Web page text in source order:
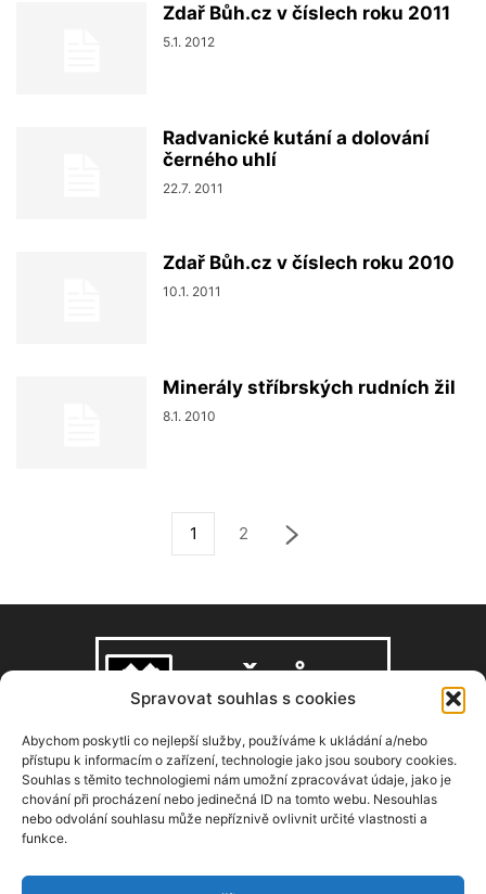
Spravovat souhlas s cookies
Abychom poskytli co nejlepší služby, používáme k ukládání a/nebo
přístupu k informacím o zařízení, technologie jako jsou soubory cookies.
Souhlas s těmito technologiemi nám umožní zpracovávat údaje, jako je
chování při procházení nebo jedinečná ID na tomto webu. Nesouhlas
nebo odvolání souhlasu může nepříznivě ovlivnit určité vlastnosti a
funkce.
Zdař Bůh.cz v číslech roku 2011
5.1. 2012
Radvanické kutání a dolování
černého uhlí
22.7. 2011
Zdař Bůh.cz v číslech roku 2010
10.1. 2011
Minerály stříbrských rudních žil
8.1. 2010
1 2
O NÁS